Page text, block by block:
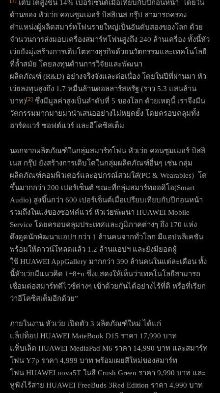
เติบโตสูงขึ้น 14% เปอร์เซ็นต์เมื่อเทียบกับปีก่อนหน้า โดยใน
ด้านของ หัวเว่ย คอนซูมเมอร์ บิสสิเนส กรุ๊ป สามารถครอง
ตำแหน่งผู้ผลิตสมาร์ทโฟนรายใหญ่เป็นอันดับสองของโลก ด้วย
จำนวนการส่งมอบเครื่องสมาร์ทโฟนสูงถึง 240 ล้านเครื่อง ทั้งนี้หัว
เว่ยยังมุ่งสร้างการเติบโตทางธุรกิจด้วยนวัตกรรมและเทคโนโลยี
ที่ล้ำสมัย โดยลงทุนด้านการวิจัยและพัฒนา
ผลิตภัณฑ์ (R&D) อย่างจริงจังและต่อเนื่อง โดยในปีที่ผ่านมา หัว
เว่ยลงทุนสูงถึง 1.7 หมื่นล้านดอลลาร์สหรัฐ (ราว 5.3 แสนล้าน
บาท)[2] ซึ่งมีมูลค่าสูงเป็นลำดับที่ 5 ของโลก ด้วยเหตุนี้ เราจึงมีน
วัตกรรมมากมายมานำเสนออย่างไม่หยุดยั้ง โดยครอบคลุมทั้ง
ฮาร์ดแวร์ ซอฟต์แวร์ และอีโคซิสเต็ม
นอกจากผลิตภัณฑ์ในกลุ่มสมาร์ทโฟน หัวเว่ย คอนซูมเมอร์ บิสสิ
เนส กรุ๊ป ยังสร้างการเติบโตในกลุ่มผลิตภัณฑ์อื่นๆ เช่น กลุ่ม
ผลิตภัณฑ์คอมพิวเตอร์และอุปกรณ์สวมใส่(PC & Wearables) โต
ขึ้นมากกว่า 200 เปอร์เซ็นต์ ขณะที่กลุ่มสมาร์ทออดิโอ(Smart
Audio) สูงขึ้นกว่า 600 เปอร์เซ็นต์เมื่อเปรียบเทียบกับปีก่อนหน้า
รวมถึงในแง่ของซอฟต์แวร์ หัวเว่ยพัฒนา HUAWEI Mobile
Service โดยครอบคลุมประเทศและภูมิภาคต่างๆ ถึง 170 แห่ง
ดึงดูดนักพัฒนาแอปฯ กว่า 1 ล้านคนจากทั่วโลก มีแอปพลิเคชัน
พร้อมให้ดาวน์โหลดแล้ว 1.2 ล้านแอปฯ และยังมียอดผู้
ใช้ HUAWEI AppGallery มากกว่า 390 ล้านคนในแต่ละเดือน ทั้ง
นี้หัวเว่ยมีแนวคิด 1+8+n ซึ่งแสดงให้เห็นว่าเทคโนโลยีสามารถ
เชื่อมต่อสมาร์ทดีไวซ์ต่างๆ เข้าด้วยกันได้อย่างไร้ที่ติ หรือที่เรียก
ว่าอีโคซิสเต็มอีกด้วย”
ภายในงาน หัวเว่ย เปิดตัว 3 ผลิตภัณฑ์ใหม่ ได้แก่
แล็ปท็อป HUAWEI MateBook D15 ราคา 17,990 บาท
แท็บเล็ต HUAWEI MediaPad M6 ราคา 14,990 บาท และสมาร์ท
โฟน Y7p ราคา 4,999 บาท พร้อมเผยสีใหม่ของสมาร์ท
โฟน HUAWEI nova5T ในสี Crush Green ราคา 9,990 บาท และ
หูฟังไร้สาย HUAWEI FreeBuds 3Red Edition ราคา 4,990 บาท